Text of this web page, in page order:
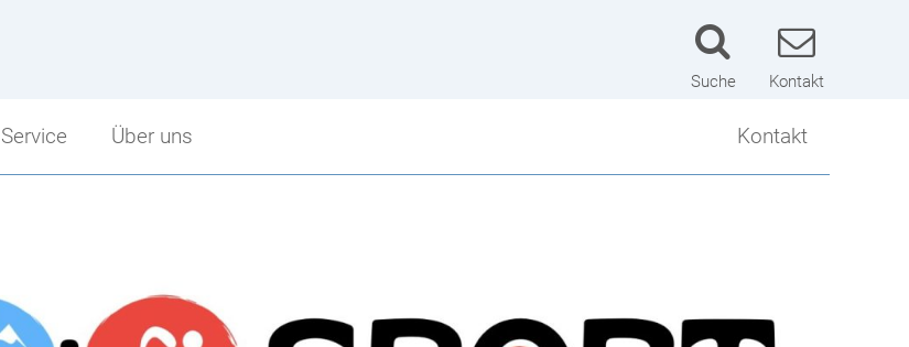
Suche Kontakt
Service
Stundenpläne
Über uns
Fritz Strobl
Kontakt
Impressum